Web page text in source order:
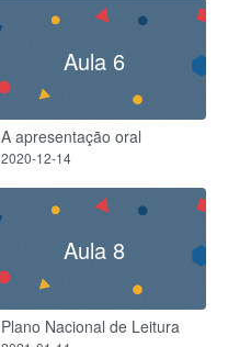
Aula 6
A apresentação oral
2020-12-14
Aula 8
Plano Nacional de Leitura